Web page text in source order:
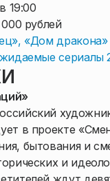
19:00
рублей
«Дом дракона»
сериалы
в проекте
бытования и
и